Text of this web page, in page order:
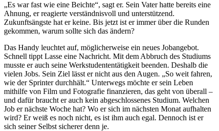
„Es war fast wie eine Beichte“, sagt er. Sein Vater hatte bereits eine
Ahnung, er reagierte verständnisvoll und unterstützend.
Zukunftsängste hat er keine. Bis jetzt ist er immer über die Runden
gekommen, warum sollte sich das ändern?
Das Handy leuchtet auf, möglicherweise ein neues Jobangebot.
Schnell tippt Lasse eine Nachricht. Mit dem Abbruch des Studiums
musste er auch seine Werkstudententätigkeit beenden. Deshalb die
vielen Jobs. Sein Ziel lässt er nicht aus den Augen. „So weit fahren,
wie der Sprinter durchhält.“ Unterwegs möchte er sein Leben
mithilfe von Film und Fotografie finanzieren, das geht von überall –
und dafür braucht er auch kein abgeschlossenes Studium. Welchen
Job er nächste Woche hat? Wo er sich im nächsten Monat aufhalten
wird? Er weiß es noch nicht, es ist ihm auch egal. Dennoch ist er
sich seiner Selbst sicherer denn je.